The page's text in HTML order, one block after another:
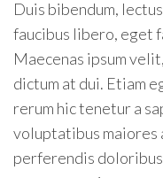
Duis bibendum,
faucibus libero, eget
Maecenas ipsum
dictum at dui. Etiam
rerum hic tenetur a
voluptatibus maiores
perferendis